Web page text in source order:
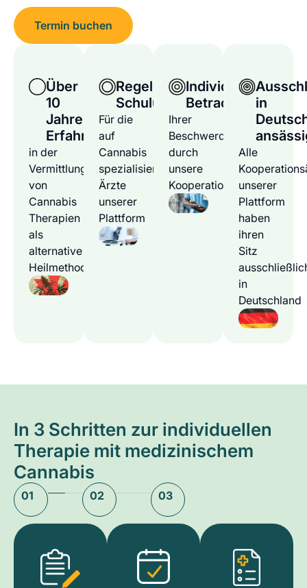
Termin buchen
Über
10
Jahre
Erfahrung
in der
Vermittlung
von
Cannabis
Therapien
als
alternative
Heilmethode
Regelmäßige
Schulungen
Für die
auf
Cannabis
spezialisierten
Ärzte
unserer
Plattform
Individuelle
Betrachtung
Ihrer
Beschwerden
durch
unsere
Kooperationsärzte
in
Alle
unserer
Plattform
haben
ihren
Sitz
in
Deutschland
In 3 Schritten zur individuellen
Therapie mit medizinischem
Cannabis
01 02 03